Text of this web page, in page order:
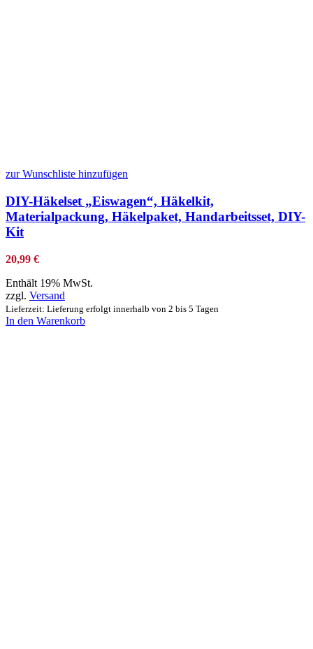
zur Wunschliste hinzufügen
DIY-Häkelset „Eiswagen“, Häkelkit,
Materialpackung, Häkelpaket, Handarbeitsset, DIY-
Kit
20,99 €
Enthält 19% MwSt.
zzgl. Versand
Lieferzeit: Lieferung erfolgt innerhalb von 2 bis 5 Tagen
In den Warenkorb